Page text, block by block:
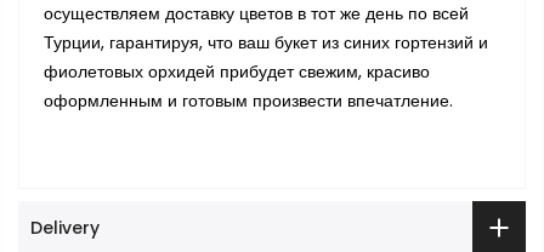
осуществляем доставку цветов в тот же день по всей
Турции, гарантируя, что ваш букет из синих гортензий и
фиолетовых орхидей прибудет свежим, красиво
оформленным и готовым произвести впечатление.
Delivery